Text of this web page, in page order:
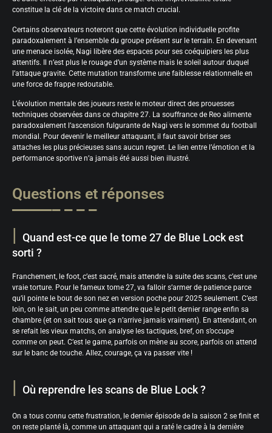
constitue la clé de la victoire dans ce match crucial.
Certains observateurs noteront que cette évolution individuelle profite
paradoxalement à l’ensemble du groupe présent sur le terrain. En devenant
une menace isolée, Nagi libère des espaces pour ses coéquipiers les plus
attentifs. Il n’est plus le rouage d’un système mais le soleil autour duquel
l’attaque gravite. Cette mutation transforme une faiblesse relationnelle en
une force de frappe redoutable.
L’évolution mentale des joueurs reste le moteur direct des prouesses
techniques observées dans ce chapitre 27. La souffrance de Reo alimente
paradoxalement l’ascension fulgurante de Nagi vers le sommet du football
mondial. Pour devenir le meilleur attaquant, il faut savoir briser ses
attaches les plus précieuses sans aucun regret. Le lien entre l’émotion et la
performance sportive n’a jamais été aussi bien illustré.
Questions et réponses
Quand est-ce que le tome 27 de Blue Lock est
sorti ?
Franchement, le foot, c’est sacré, mais attendre la suite des scans, c’est une
vraie torture. Pour le fameux tome 27, va falloir s’armer de patience parce
qu’il pointe le bout de son nez en version poche pour 2025 seulement. C’est
loin, on le sait, un peu comme attendre que le petit dernier range enfin sa
chambre (et on sait tous que ça n’arrive jamais vraiment). En attendant, on
se refait les vieux matchs, on analyse les tactiques, bref, on s’occupe
comme on peut. C’est le game, parfois on mène au score, parfois on attend
sur le banc de touche. Allez, courage, ça va passer vite !
Où reprendre les scans de Blue Lock ?
On a tous connu cette frustration, le dernier épisode de la saison 2 se finit et
on reste planté là, comme un attaquant qui a raté le cadre à la dernière